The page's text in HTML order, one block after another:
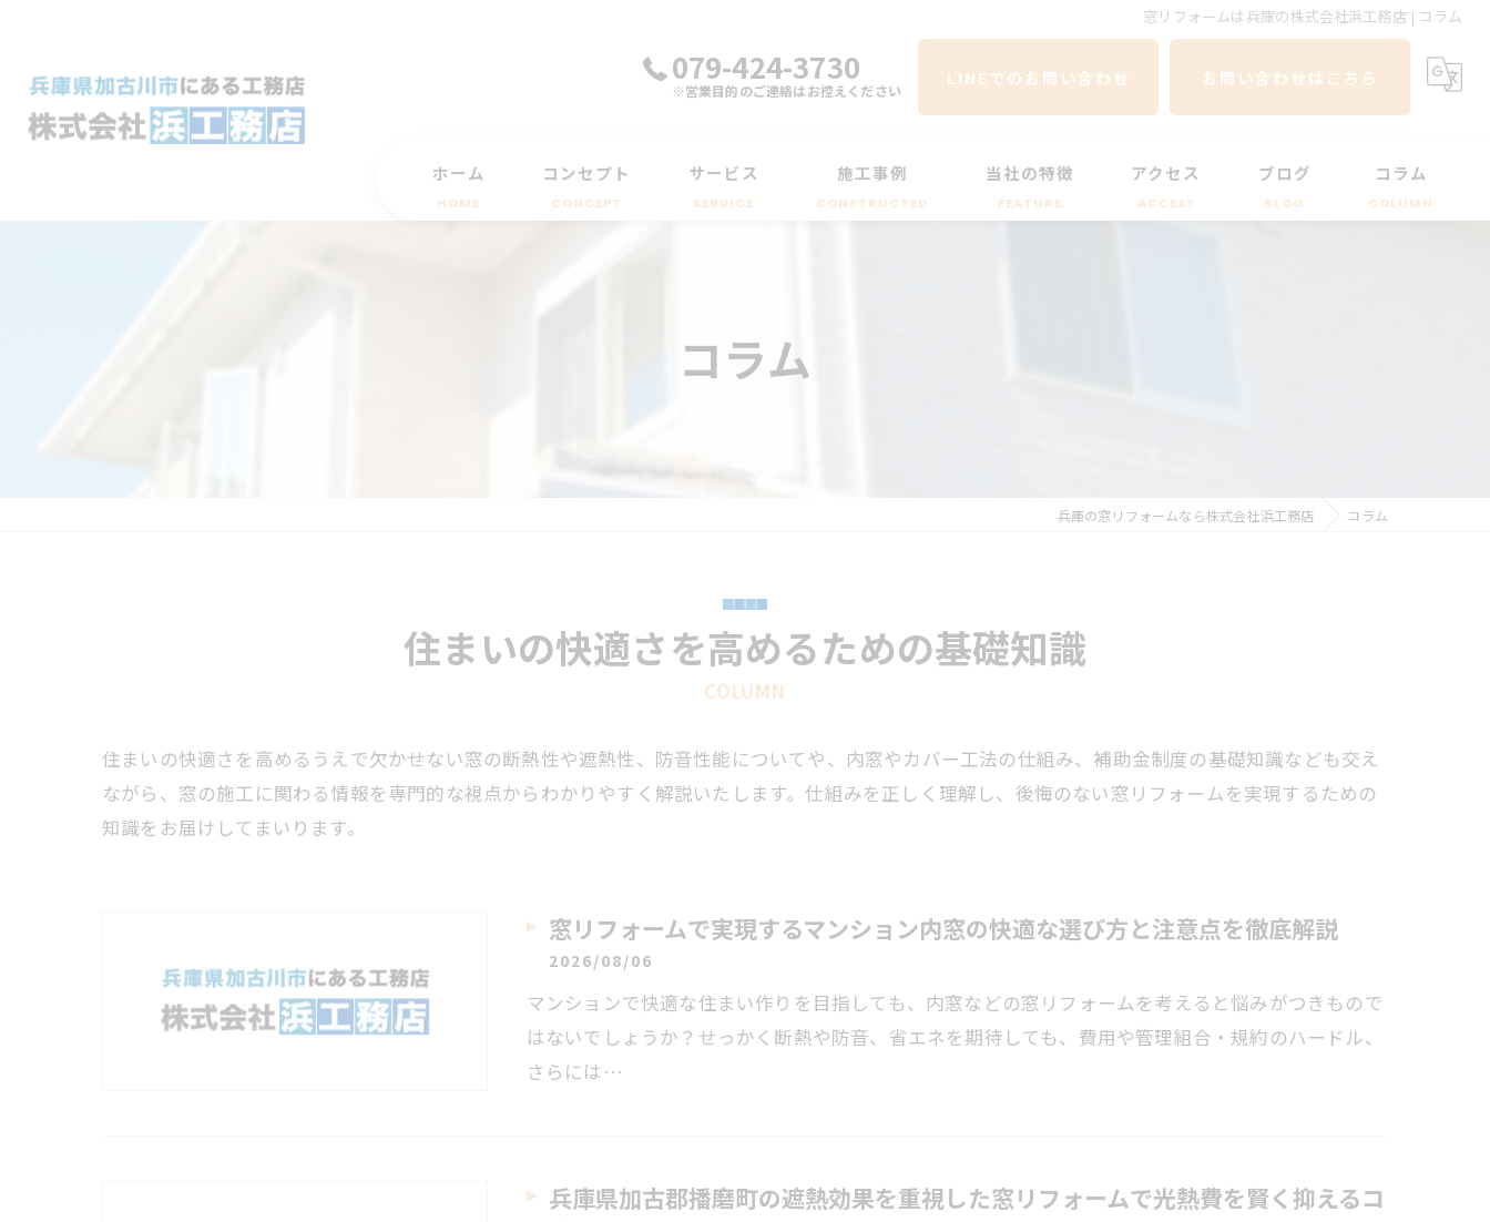
窓リフォームは兵庫の株式会社浜工務店 | コラム
079-424-3730
※営業目的のご連絡はお控えください
LINEでのお問い合わせ お問い合わせはこちら
ホーム
HOME
コンセプト
CONCEPT
サービス
SERVICE
施工事例
CONSTRUCTED
当社の特徴
FEATURE
アクセス
ACCESS
ブログ
BLOG
コラム
COLUMN
コラム
兵庫の窓リフォームなら株式会社浜工務店 コラム
住まいの快適さを高めるための基礎知識
COLUMN
住まいの快適さを高めるうえで欠かせない窓の断熱性や遮熱性、防音性能についてや、内窓やカバー工法の仕組み、補助金制度の基礎知識なども交え
ながら、窓の施工に関わる情報を専門的な視点からわかりやすく解説いたします。仕組みを正しく理解し、後悔のない窓リフォームを実現するための
知識をお届けしてまいります。
窓リフォームで実現するマンション内窓の快適な選び方と注意点を徹底解説
2026/08/06
マンションで快適な住まい作りを目指しても、内窓などの窓リフォームを考えると悩みがつきもので
はないでしょうか？せっかく断熱や防音、省エネを期待しても、費用や管理組合・規約のハードル、
さらには…
兵庫県加古郡播磨町の遮熱効果を重視した窓リフォームで光熱費を賢く抑えるコ